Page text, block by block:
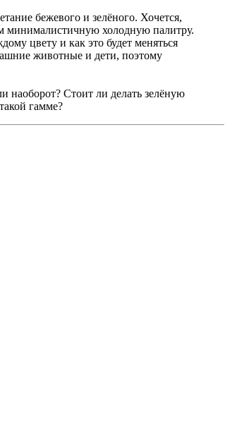
бежевого и зелёного. Хочется,
минималистичную холодную палитру.
цвету и как это будет меняться
животные и дети, поэтому
наоборот? Стоит ли делать зелёную
гамме?